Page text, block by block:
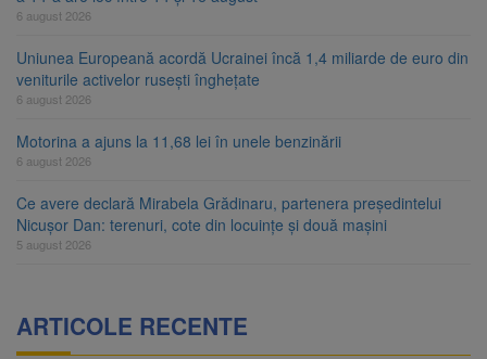
6 august 2026
Uniunea Europeană acordă Ucrainei încă 1,4 miliarde de euro din
veniturile activelor rusești înghețate
6 august 2026
Motorina a ajuns la 11,68 lei în unele benzinării
6 august 2026
Ce avere declară Mirabela Grădinaru, partenera președintelui
Nicușor Dan: terenuri, cote din locuințe și două mașini
5 august 2026
ARTICOLE RECENTE